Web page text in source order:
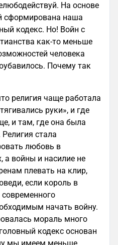
На основе
сформирована наша
кодекс. Но! Войн с
как-то меньше
человека
Почему так
религия чаще работала
руки», и где
и там, где она была
стала
любовь в
а войны и насилие не
плевать на клир,
если король в
начать войну.
мораль много
кодекс основан